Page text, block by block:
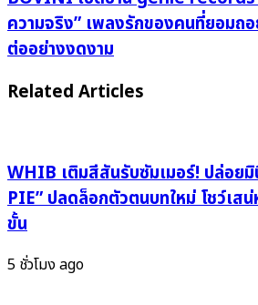
กุล
เคมี
ลงตัว
ต้าน!
ฝาแฝด
ใน
เอ็ม
วี
Live
เปิด
บ้าน
genie
records
ด้วย
คราม
กับ
ความ
จริง”
เพลง
ความจริง” เพลงรักของคนที่ยอมถ
ต่ออย่างงดงาม
Related Articles
WHIB เติมสีสันรับซัมเมอร์! ปล่อยมิ
PIE” ปลดล็อกตัวตนบทใหม่ โชว์เส
ขั้น
5 ชั่วโมง ago